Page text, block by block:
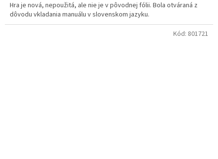
Hra je nová, nepoužitá, ale nie je v pôvodnej fólii. Bola otváraná z
dôvodu vkladania manuálu v slovenskom jazyku.
Kód: 801721